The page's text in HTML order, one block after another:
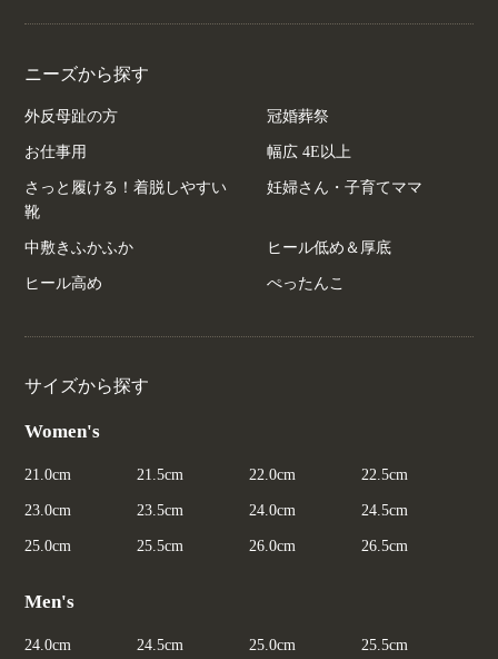
ニーズから探す
外反母趾の方 冠婚葬祭
お仕事用 幅広 4E以上
さっと履ける！着脱しやすい
靴
妊婦さん・子育てママ
中敷きふかふか ヒール低め＆厚底
ヒール高め ぺったんこ
サイズから探す
Women's
21.0cm 21.5cm 22.0cm 22.5cm
23.0cm 23.5cm 24.0cm 24.5cm
25.0cm 25.5cm 26.0cm 26.5cm
Men's
24.0cm 24.5cm 25.0cm 25.5cm